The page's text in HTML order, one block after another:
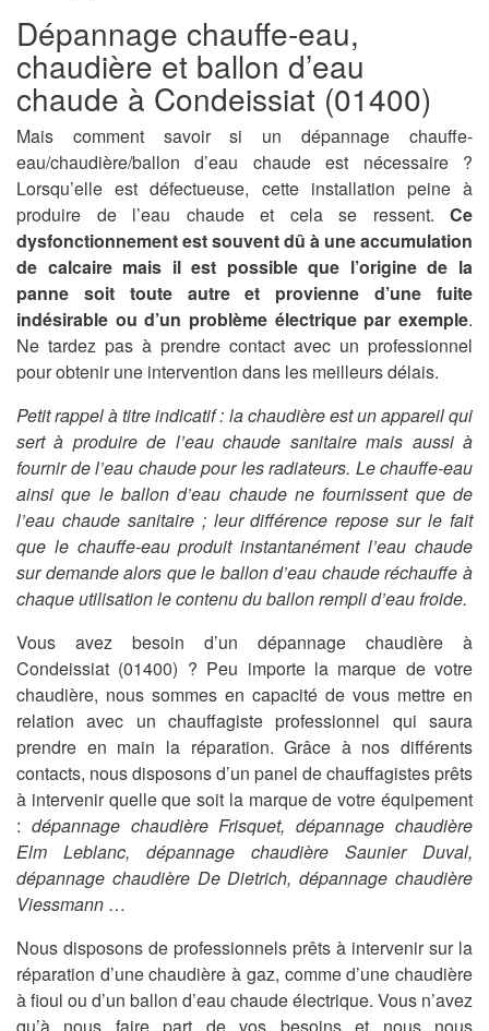
Dépannage chauffe-eau,
chaudière et ballon d’eau
chaude à Condeissiat (01400)
Mais comment savoir si un dépannage chauffe-
eau/chaudière/ballon d’eau chaude est nécessaire ?
Lorsqu’elle est défectueuse, cette installation peine à
produire de l’eau chaude et cela se ressent. Ce
dysfonctionnement est souvent dû à une accumulation
de calcaire mais il est possible que l’origine de la
panne soit toute autre et provienne d’une fuite
indésirable ou d’un problème électrique par exemple.
Ne tardez pas à prendre contact avec un professionnel
pour obtenir une intervention dans les meilleurs délais.
Petit rappel à titre indicatif : la chaudière est un appareil qui
sert à produire de l’eau chaude sanitaire mais aussi à
fournir de l’eau chaude pour les radiateurs. Le chauffe-eau
ainsi que le ballon d’eau chaude ne fournissent que de
l’eau chaude sanitaire ; leur différence repose sur le fait
que le chauffe-eau produit instantanément l’eau chaude
sur demande alors que le ballon d’eau chaude réchauffe à
chaque utilisation le contenu du ballon rempli d’eau froide.
Vous avez besoin d’un dépannage chaudière à
Condeissiat (01400) ? Peu importe la marque de votre
chaudière, nous sommes en capacité de vous mettre en
relation avec un chauffagiste professionnel qui saura
prendre en main la réparation. Grâce à nos différents
contacts, nous disposons d’un panel de chauffagistes prêts
à intervenir quelle que soit la marque de votre équipement
: dépannage chaudière Frisquet, dépannage chaudière
Elm Leblanc, dépannage chaudière Saunier Duval,
dépannage chaudière De Dietrich, dépannage chaudière
Viessmann …
Nous disposons de professionnels prêts à intervenir sur la
réparation d’une chaudière à gaz, comme d’une chaudière
à fioul ou d’un ballon d’eau chaude électrique. Vous n’avez